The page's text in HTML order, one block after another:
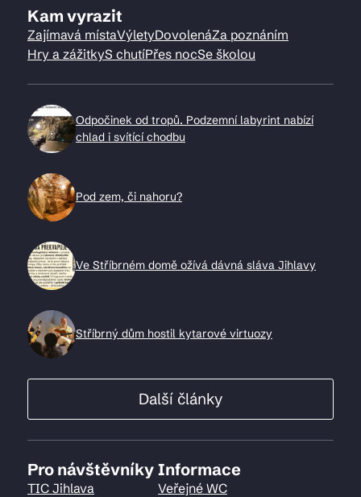
Kam vyrazit
Zajímavá místaVýletyDovolenáZa poznáním
Hry a zážitkyS chutíPřes nocSe školou
Odpočinek od tropů. Podzemní labyrint nabízí
chlad i svítící chodbu
Pod zem, či nahoru?
Ve Stříbrném domě ožívá dávná sláva Jihlavy
Stříbrný dům hostil kytarové virtuozy
Další články
Pro návštěvníky
TIC Jihlava
Informace
Veřejné WC